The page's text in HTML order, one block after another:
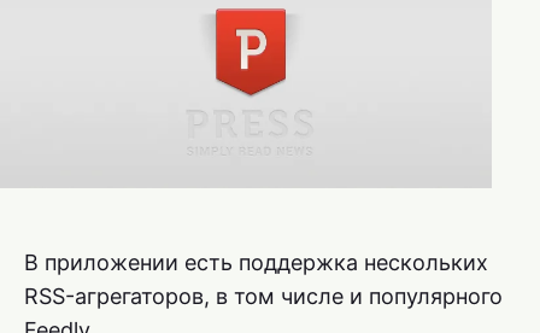
В приложении есть поддержка нескольких
RSS-агрегаторов, в том числе и популярного